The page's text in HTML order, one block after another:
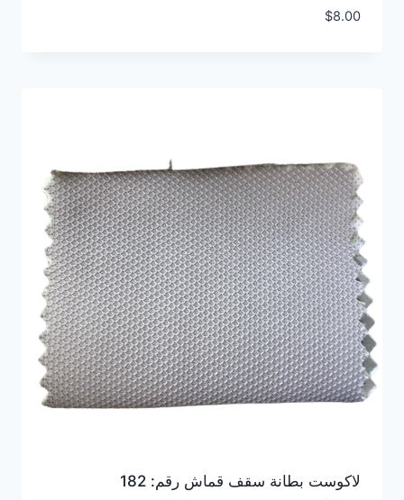
$8.00
لاكوست بطانة سقف قماش رقم: 182